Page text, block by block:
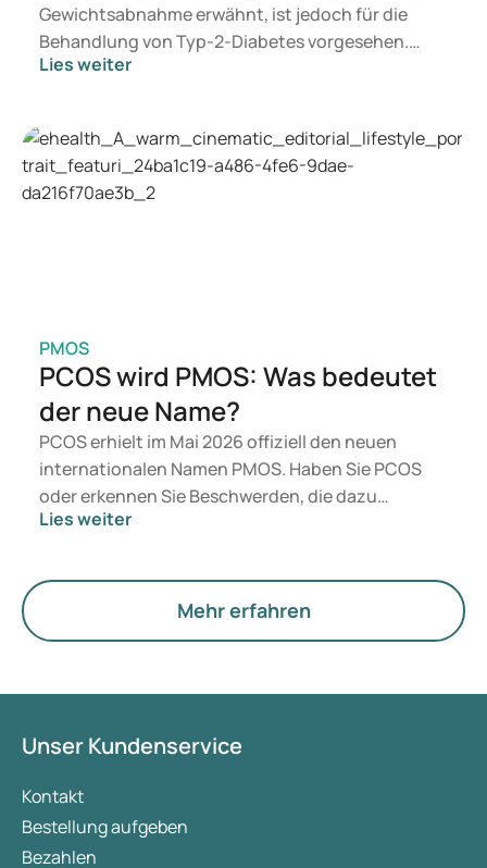
Gewichtsabnahme erwähnt, ist jedoch für die
Behandlung von Typ-2-Diabetes vorgesehen.
Suchen Sie eine Therapie zur Gewichtskontrolle,
geeignet ist, entscheidet ein Arzt auf Grundlage
Ihrer Gesundheit, Ihres BMI und Ihres
Medikamentenkonsums.
Lies weiter
PMOS
PCOS wird PMOS: Was bedeutet
der neue Name?
PCOS erhielt im Mai 2026 offiziell den neuen
internationalen Namen PMOS. Haben Sie PCOS
oder erkennen Sie Beschwerden, die dazu
passen? Medizinisch ändert sich zunächst nichts.
Hormone, den Stoffwechsel und die Funktion der
Lies weiter
Mehr erfahren
Unser Kundenservice
Kontakt
Bestellung aufgeben
Bezahlen